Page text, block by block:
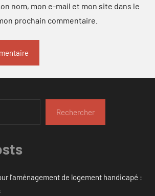
nom, mon e-mail et mon site dans le
prochain commentaire.
Rechercher
l’aménagement de logement handicapé :